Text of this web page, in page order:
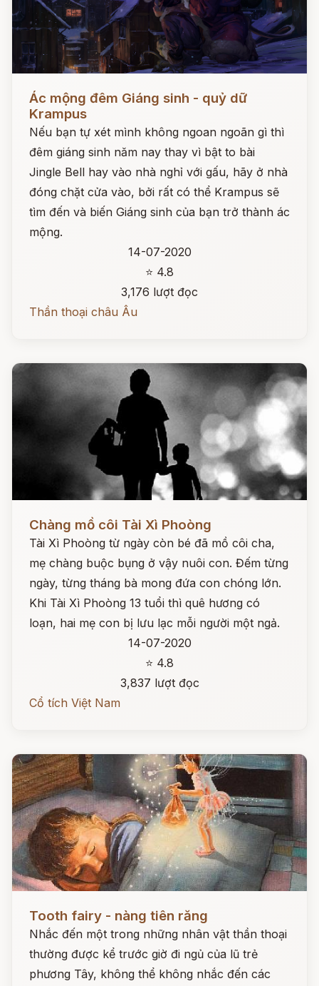
Đọc ngay
Ác mộng đêm Giáng sinh - quỷ dữ
Krampus
Nếu bạn tự xét mình không ngoan ngoãn gì thì
đêm giáng sinh năm nay thay vì bật to bài
Jingle Bell hay vào nhà nghỉ với gấu, hãy ở nhà
đóng chặt cửa vào, bởi rất có thể Krampus sẽ
tìm đến và biến Giáng sinh của bạn trở thành ác
mộng.
14-07-2020
⭐ 4.8
3,176 lượt đọc
Thần thoại châu Âu
Chàng mồ côi Tài Xì Phoòng
Tài Xì Phoòng từ ngày còn bé đã mồ côi cha,
mẹ chàng buộc bụng ở vậy nuôi con. Đếm từng
ngày, từng tháng bà mong đứa con chóng lớn.
Khi Tài Xì Phoòng 13 tuổi thì quê hương có
loạn, hai mẹ con bị lưu lạc mỗi người một ngả.
14-07-2020
⭐ 4.8
3,837 lượt đọc
Cổ tích Việt Nam
Tooth fairy - nàng tiên răng
Nhắc đến một trong những nhân vật thần thoại
thường được kể trước giờ đi ngủ của lũ trẻ
phương Tây, không thể không nhắc đến các